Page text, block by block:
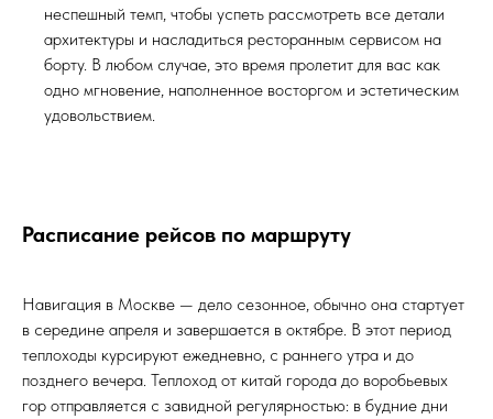
неспешный темп, чтобы успеть рассмотреть все детали
архитектуры и насладиться ресторанным сервисом на
борту. В любом случае, это время пролетит для вас как
одно мгновение, наполненное восторгом и эстетическим
удовольствием.
Расписание рейсов по маршруту
Навигация в Москве — дело сезонное, обычно она стартует
в середине апреля и завершается в октябре. В этот период
теплоходы курсируют ежедневно, с раннего утра и до
позднего вечера. Теплоход от китай города до воробьевых
гор отправляется с завидной регулярностью: в будние дни